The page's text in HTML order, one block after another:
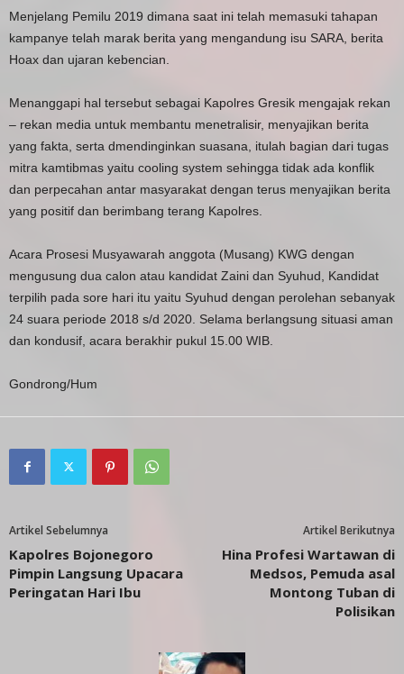
Menjelang Pemilu 2019 dimana saat ini telah memasuki tahapan
kampanye telah marak berita yang mengandung isu SARA, berita
Hoax dan ujaran kebencian.
Menanggapi hal tersebut sebagai Kapolres Gresik mengajak rekan
– rekan media untuk membantu menetralisir, menyajikan berita
yang fakta, serta dmendinginkan suasana, itulah bagian dari tugas
mitra kamtibmas yaitu cooling system sehingga tidak ada konflik
dan perpecahan antar masyarakat dengan terus menyajikan berita
yang positif dan berimbang terang Kapolres.
Acara Prosesi Musyawarah anggota (Musang) KWG dengan
mengusung dua calon atau kandidat Zaini dan Syuhud, Kandidat
terpilih pada sore hari itu yaitu Syuhud dengan perolehan sebanyak
24 suara periode 2018 s/d 2020. Selama berlangsung situasi aman
dan kondusif, acara berakhir pukul 15.00 WIB.
Gondrong/Hum
Artikel Sebelumnya
Kapolres Bojonegoro
Pimpin Langsung Upacara
Peringatan Hari Ibu
Artikel Berikutnya
Hina Profesi Wartawan di
Medsos, Pemuda asal
Montong Tuban di
Polisikan